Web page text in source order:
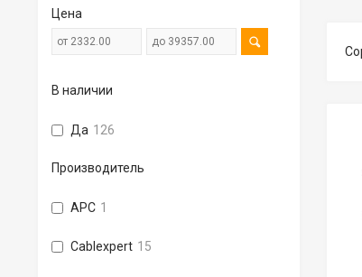
Цена
В наличии
Да 126
Производитель
APC 1
Cablexpert 15